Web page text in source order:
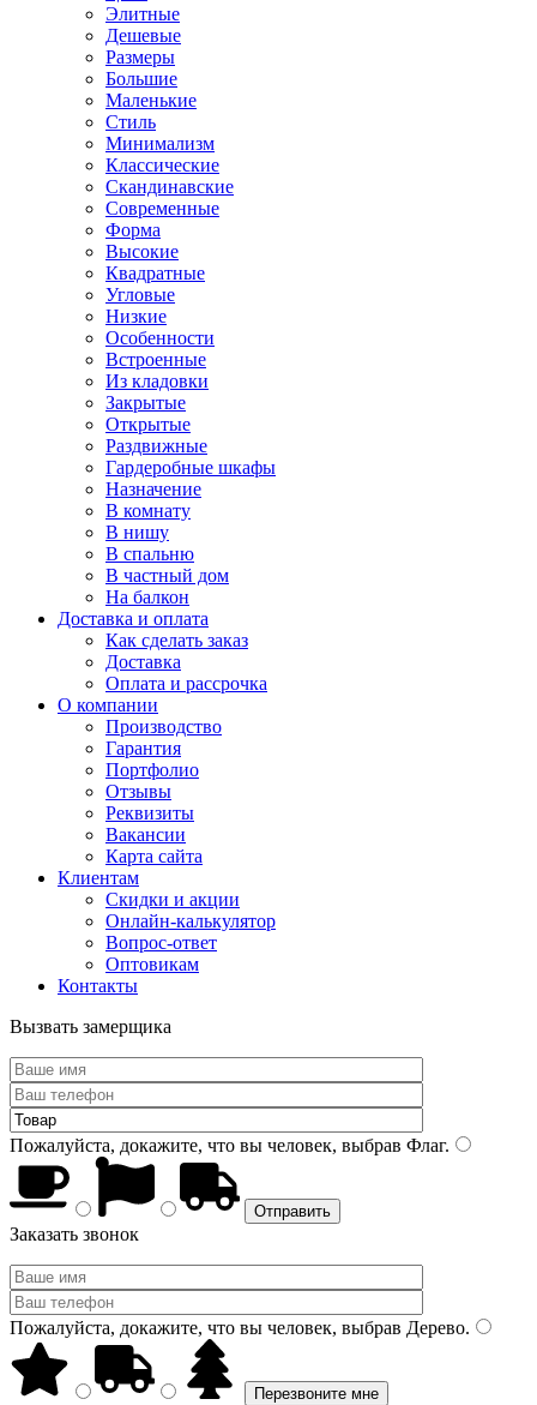
Элитные
Дешевые
Размеры
Большие
Маленькие
Стиль
Минимализм
Классические
Скандинавские
Современные
Форма
Высокие
Квадратные
Угловые
Низкие
Особенности
Встроенные
Из кладовки
Закрытые
Открытые
Раздвижные
Гардеробные шкафы
Назначение
В комнату
В нишу
В спальню
В частный дом
На балкон
Доставка и оплата
Как сделать заказ
Доставка
Оплата и рассрочка
О компании
Производство
Гарантия
Портфолио
Отзывы
Реквизиты
Вакансии
Карта сайта
Клиентам
Скидки и акции
Онлайн-калькулятор
Вопрос-ответ
Оптовикам
Контакты
Вызвать замерщика
Пожалуйста, докажите, что вы человек, выбрав Флаг.
Заказать звонок
Пожалуйста, докажите, что вы человек, выбрав Дерево.